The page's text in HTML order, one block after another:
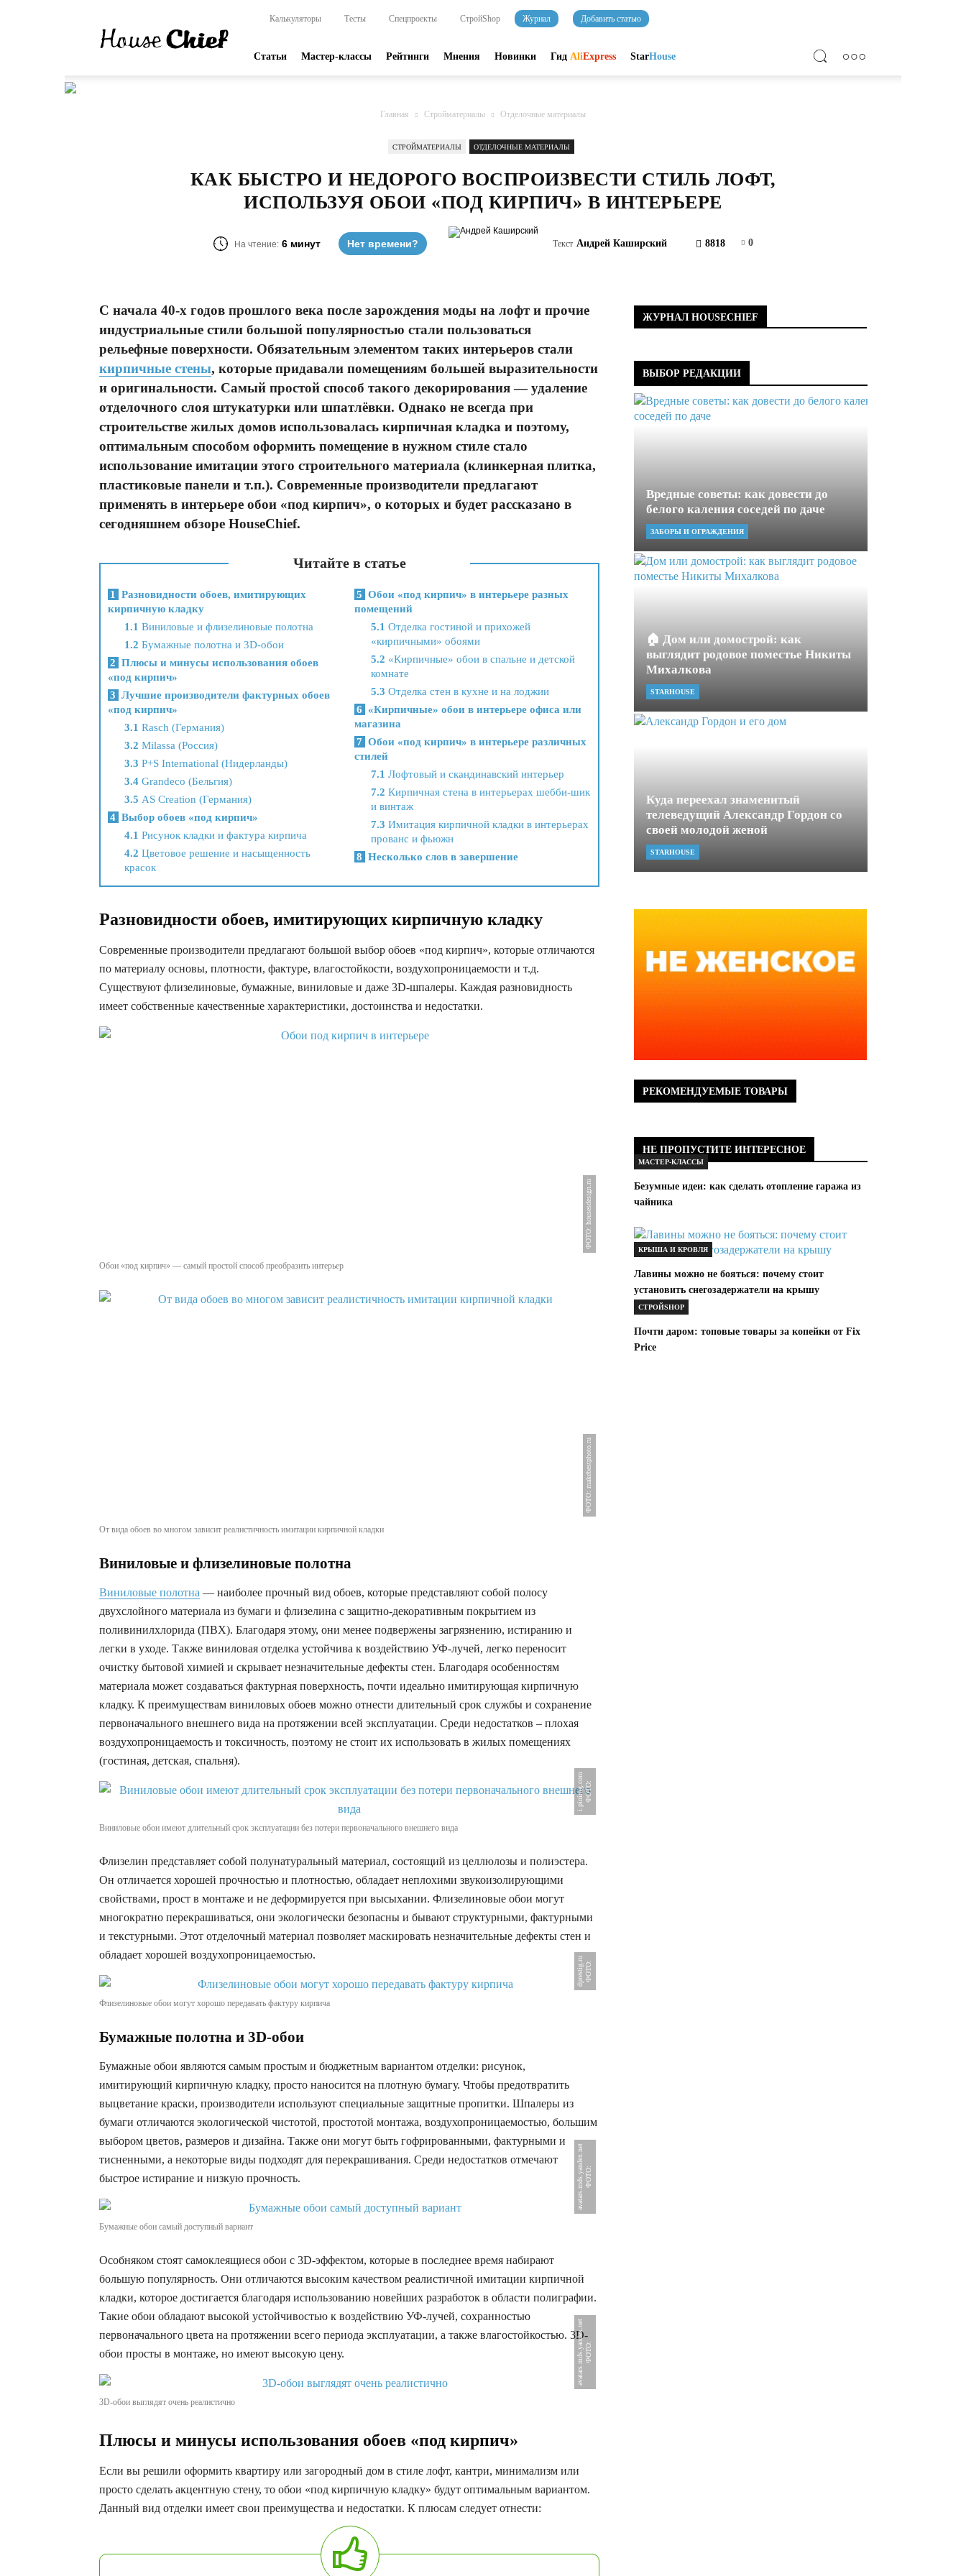
online-
издание
Калькуляторы Тесты Спецпроекты СтройShop Журнал Добавить статью
Статьи Мастер-классы Рейтинги Мнения Новинки Гид AliExpress StarHouse
Главная Стройматериалы Отделочные материалы
СТРОЙМАТЕРИАЛЫ ОТДЕЛОЧНЫЕ МАТЕРИАЛЫ
КАК БЫСТРО И НЕДОРОГО ВОСПРОИЗВЕСТИ СТИЛЬ ЛОФТ,
ИСПОЛЬЗУЯ ОБОИ «ПОД КИРПИЧ» В ИНТЕРЬЕРЕ
На чтение: 6 минут Нет времени? Текст Андрей Каширский 8818 0
С начала 40-х годов прошлого века после зарождения моды на лофт и прочие
индустриальные стили большой популярностью стали пользоваться
рельефные поверхности. Обязательным элементом таких интерьеров стали
кирпичные стены, которые придавали помещениям большей выразительности
и оригинальности. Самый простой способ такого декорирования — удаление
отделочного слоя штукатурки или шпатлёвки. Однако не всегда при
строительстве жилых домов использовалась кирпичная кладка и поэтому,
оптимальным способом оформить помещение в нужном стиле стало
использование имитации этого строительного материала (клинкерная плитка,
пластиковые панели и т.п.). Современные производители предлагают
применять в интерьере обои «под кирпич», о которых и будет рассказано в
сегодняшнем обзоре HouseChief.
Читайте в статье
1
Разновидности обоев, имитирующих
кирпичную кладку
1.1 Виниловые и флизелиновые полотна
1.2 Бумажные полотна и 3D-обои
2 Плюсы и минусы использования обоев
«под кирпич»
3 Лучшие производители фактурных обоев
«под кирпич»
3.1 Rasch (Германия)
3.2 Milassa (Россия)
3.3 P+S International (Нидерланды)
3.4Grandeco (Бельгия)
3.5 AS Creation (Германия)
4 Выбор обоев «под кирпич»
4.1 Рисунок кладки и фактура кирпича
4.2 Цветовое решение и насыщенность
красок
5 Обои «под кирпич» в интерьере разных
помещений
5.1 Отделка гостиной и прихожей
«кирпичными» обоями
5.2 «Кирпичные» обои в спальне и детской
комнате
5.3 Отделка стен в кухне и на лоджии
6
«Кирпичные» обои в интерьере офиса или
магазина
7 Обои «под кирпич» в интерьере различных
стилей
7.1 Лофтовый и скандинавский интерьер
7.2 Кирпичная стена в интерьерах шебби-шик
и винтаж
7.3 Имитация кирпичной кладки в интерьерах
прованс и фьюжн
8 Несколько слов в завершение
Разновидности обоев, имитирующих кирпичную кладку
Современные производители предлагают большой выбор обоев «под кирпич», которые отличаются
по материалу основы, плотности, фактуре, влагостойкости, воздухопроницаемости и т.д.
Существуют флизелиновые, бумажные, виниловые и даже 3D-шпалеры. Каждая разновидность
имеет собственные качественные характеристики, достоинства и недостатки.
ФОТО: housesdesign.ru
Обои «под кирпич» — самый простой способ преобразить интерьер
ФОТО: makebestphoto.ru
От вида обоев во многом зависит реалистичность имитации кирпичной кладки
Виниловые и флизелиновые полотна
Виниловые полотна — наиболее прочный вид обоев, которые представляют собой полосу
двухслойного материала из бумаги и флизелина с защитно-декоративным покрытием из
поливинилхлорида (ПВХ). Благодаря этому, они менее подвержены загрязнению, истиранию и
легки в уходе. Также виниловая отделка устойчива к воздействию УФ-лучей, легко переносит
очистку бытовой химией и скрывает незначительные дефекты стен. Благодаря особенностям
материала может создаваться фактурная поверхность, почти идеально имитирующая кирпичную
кладку. К преимуществам виниловых обоев можно отнести длительный срок службы и сохранение
первоначального внешнего вида на протяжении всей эксплуатации. Среди недостатков – плохая
воздухопроницаемость и токсичность, поэтому не стоит их использовать в жилых помещениях
(гостиная, детская, спальня).
Ф
О
Т
О
:
i
.
p
i
n
i
m
g
.
c
o
m
Виниловые обои имеют длительный срок эксплуатации без потери первоначального внешнего вида
Флизелин представляет собой полунатуральный материал, состоящий из целлюлозы и полиэстера.
Он отличается хорошей прочностью и плотностью, обладает неплохими звукоизолирующими
свойствами, прост в монтаже и не деформируется при высыхании. Флизелиновые обои могут
многократно перекрашиваться, они экологически безопасны и бывают структурными, фактурными
и текстурными. Этот отделочный материал позволяет маскировать незначительные дефекты стен и
обладает хорошей воздухопроницаемостью.
Ф
О
Т
О
:
d
p
r
e
s
t
i
g
.
r
u
Флизелиновые обои могут хорошо передавать фактуру кирпича
Бумажные полотна и 3D-обои
Бумажные обои являются самым простым и бюджетным вариантом отделки: рисунок,
имитирующий кирпичную кладку, просто наносится на плотную бумагу. Чтобы предотвратить
выцветание краски, производители используют специальные защитные пропитки. Шпалеры из
бумаги отличаются экологической чистотой, простотой монтажа, воздухопроницаемостью, большим
выбором цветов, размеров и дизайна. Также они могут быть гофрированными, фактурными и
тисненными, а некоторые виды подходят для перекрашивания. Среди недостатков отмечают
быстрое истирание и низкую прочность.
Ф
О
Т
О
:
a
v
a
t
a
r
s
.
m
d
s
.
y
a
n
d
e
x
.
n
e
t
Бумажные обои самый доступный вариант
Особняком стоят самоклеящиеся обои с 3D-эффектом, которые в последнее время набирают
большую популярность. Они отличаются высоким качеством реалистичной имитации кирпичной
кладки, которое достигается благодаря использованию новейших разработок в области полиграфии.
Такие обои обладают высокой устойчивостью к воздействию УФ-лучей, сохранностью
первоначального цвета на протяжении всего периода эксплуатации, а также влагостойкостью. 3D-
обои просты в монтаже, но имеют высокую цену.
Ф
О
Т
О
:
a
v
a
t
a
r
s
.
m
d
s
.
y
a
n
d
e
x
.
n
e
t
3D-обои выглядят очень реалистично
Плюсы и минусы использования обоев «под кирпич»
Если вы решили оформить квартиру или загородный дом в стиле лофт, кантри, минимализм или
просто сделать акцентную стену, то обои «под кирпичную кладку» будут оптимальным вариантом.
Данный вид отделки имеет свои преимущества и недостатки. К плюсам следует отнести:
ЖУРНАЛ HOUSECHIEF
ВЫБОР РЕДАКЦИИ
Вредные советы: как довести до
белого каления соседей по даче
ЗАБОРЫ И ОГРАЖДЕНИЯ
🏠 Дом или домострой: как
выглядит родовое поместье Никиты
Михалкова
STARHOUSE
Куда переехал знаменитый
телеведущий Александр Гордон со
своей молодой женой
STARHOUSE
РЕКОМЕНДУЕМЫЕ ТОВАРЫ
НЕ ПРОПУСТИТЕ ИНТЕРЕСНОЕ
МАСТЕР-КЛАССЫ
Безумные идеи: как сделать отопление гаража из
чайника
КРЫША И КРОВЛЯ
Лавины можно не бояться: почему стоит
установить снегозадержатели на крышу
СТРОЙSHOP
Почти даром: топовые товары за копейки от Fix
Price